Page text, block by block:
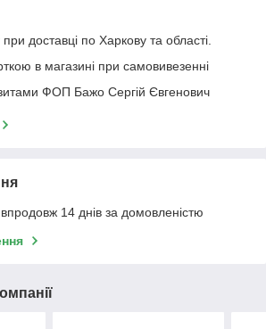
доставці по Харкову та області.
в магазині при самовивезенні
ФОП Бажо Сергій Євгенович
14 днів за домовленістю